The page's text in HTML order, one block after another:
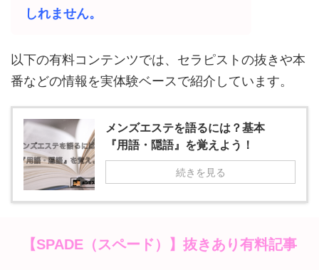
しれません。
以下の有料コンテンツでは、セラピストの抜きや本
番などの情報を実体験ベースで紹介しています。
メンズエステを語るには？基本
『用語・隠語』を覚えよう！
続きを見る
【SPADE（スペード）】 抜きあり有料記事